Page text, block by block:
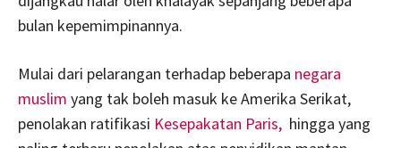
bulan kepemimpinannya.
Mulai dari pelarangan terhadap beberapa negara
muslim yang tak boleh masuk ke Amerika Serikat,
penolakan ratifikasi Kesepakatan Paris, hingga yang